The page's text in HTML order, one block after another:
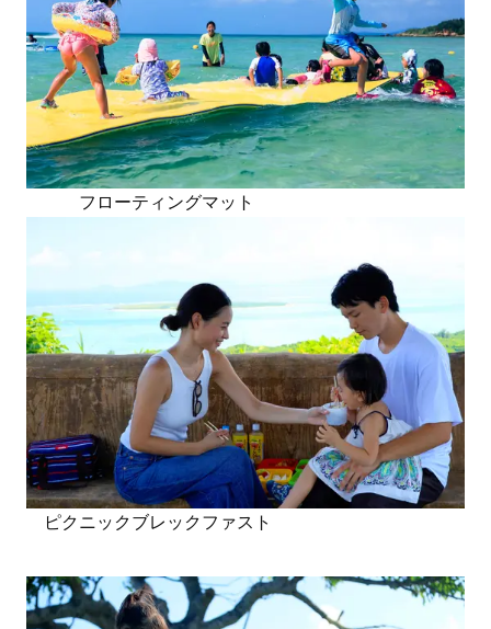
フローティングマット
ピクニックブレックファスト